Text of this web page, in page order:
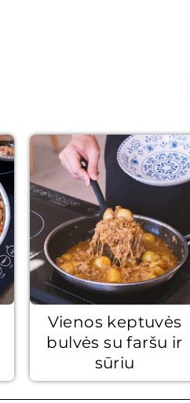
Vienos keptuvės
bulvės su faršu ir
sūriu